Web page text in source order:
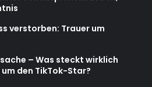
verstorben: Trauer um
– Was steckt wirklich
den TikTok-Star?